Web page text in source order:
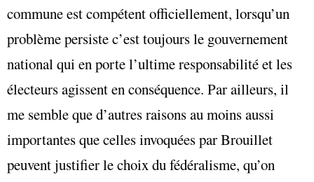
commune est compétent officiellement, lorsqu’un
problème persiste c’est toujours le gouvernement
national qui en porte l’ultime responsabilité et les
électeurs agissent en conséquence. Par ailleurs, il
me semble que d’autres raisons au moins aussi
importantes que celles invoquées par Brouillet
peuvent justifier le choix du fédéralisme, qu’on